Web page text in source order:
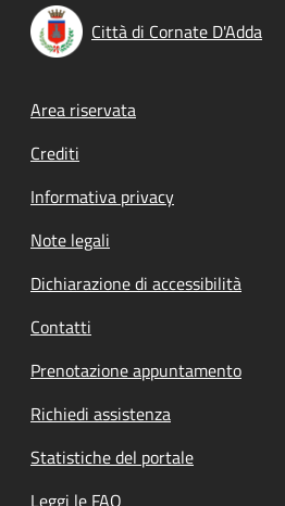
Città di Cornate D'Adda
Footer menu
Area riservata
Crediti
Informativa privacy
Note legali
Dichiarazione di accessibilità
Contatti
Prenotazione appuntamento
Richiedi assistenza
Statistiche del portale
Leggi le FAQ